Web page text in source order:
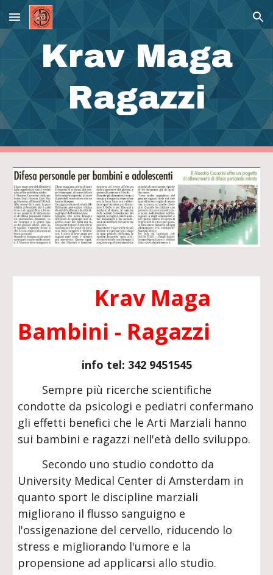
Skip to main content Skip to navigation
Krav Maga
Ragazzi
KravMaga
Bambini - Ragazzi
info tel: 342 9451545
Sempre più ricerche scientifiche
condotte da psicologi e pediatri confermano
gli effetti benefici che le Arti Marziali hanno
sui bambini e ragazzi nell'età dello sviluppo.
Secondo uno studio condotto da
University Medical Center di Amsterdam in
quanto sport le discipline marziali
migliorano il flusso sanguigno e
l'ossigenazione del cervello, riducendo lo
stress e migliorando l'umore e la
propensione ad applicarsi allo studio.